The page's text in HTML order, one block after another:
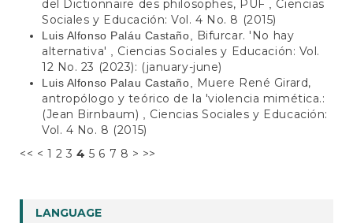
del Dictionnaire des philosophes, PUF
Ciencias
Sociales y Educación: Vol. 4 No. 8 (2015)
Luis Alfonso Paláu Castaño,
Bifurcar. 'No hay
alternativa'
Ciencias Sociales y Educación: Vol.
12 No. 23 (2023): (january-june)
Luis Alfonso Palau Castaño,
Muere René Girard,
antropólogo y teórico de la 'violencia mimética.:
(Jean Birnbaum)
Ciencias Sociales y Educación:
Vol. 4 No. 8 (2015)
<< < 1 2 3 4 5 6 7 8 > >>
LANGUAGE